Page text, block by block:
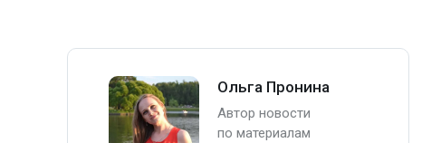
Ольга Пронина
Автор новости
по материалам